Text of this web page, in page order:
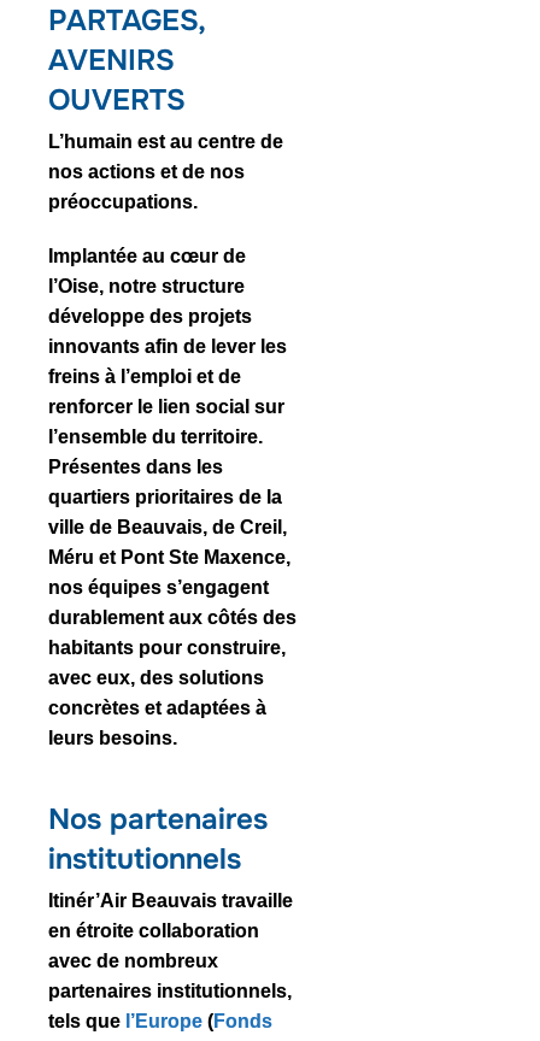
PARTAGES,
AVENIRS
OUVERTS
L’humain est au centre de
nos actions et de nos
préoccupations.
Implantée au cœur de
l’Oise, notre structure
développe des projets
innovants afin de lever les
freins à l’emploi et de
renforcer le lien social sur
l’ensemble du territoire.
Présentes dans les
quartiers prioritaires de la
ville de Beauvais, de Creil,
Méru et Pont Ste Maxence,
nos équipes s’engagent
durablement aux côtés des
habitants pour construire,
avec eux, des solutions
concrètes et adaptées à
leurs besoins.
Nos partenaires
institutionnels
Itinér’Air Beauvais travaille
en étroite collaboration
avec de nombreux
partenaires institutionnels,
tels que l’Europe (Fonds